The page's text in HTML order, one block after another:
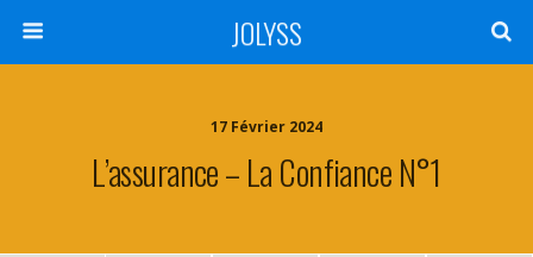
JOLYSS
17 Février 2024
L’assurance – La Confiance N°1